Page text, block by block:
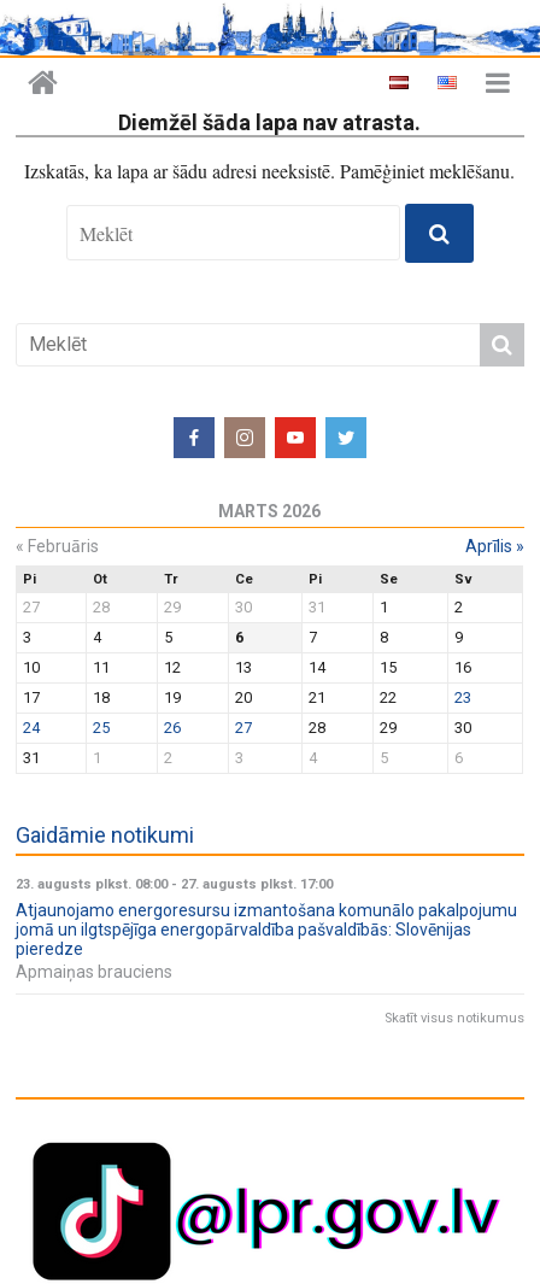
Diemžēl šāda lapa nav atrasta.
Izskatās, ka lapa ar šādu adresi neeksistē. Pamēģiniet meklēšanu.
MARTS 2026
« Februāris Aprīlis »
Pi Ot Tr Ce Pi Se Sv
27 28 29 30 31 1
2
3
4 5 6 7 8
9
10
11 12 13 14 15
16
17
18 19 20 21 22
23
24
25 26 27 28 29
30
31
1 2 3 4 5 6
Gaidāmie notikumi
23. augusts plkst. 08:00- 27. augusts plkst. 17:00
Atjaunojamo energoresursu izmantošana komunālo pakalpojumu
jomā un ilgtspējīga energopārvaldība pašvaldībās: Slovēnijas
pieredze
Apmaiņas brauciens
Skatīt visus notikumus